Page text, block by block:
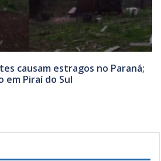
causam estragos no Paraná;
Piraí do Sul